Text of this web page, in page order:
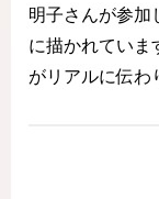
明子さんが参加
に描かれていま
がリアルに伝わ